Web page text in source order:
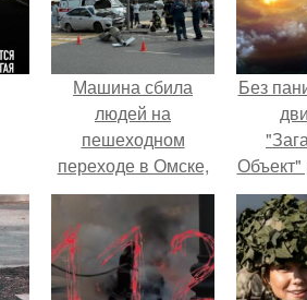
Машина сбила
людей на
пешеходном
переходе в Омске,
пострадали 8
человек.
Без